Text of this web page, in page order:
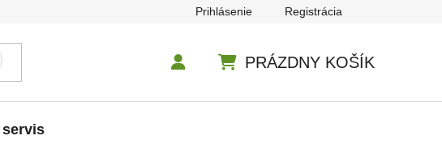
Prihlásenie Registrácia
PRÁZDNY KOŠÍK
servis